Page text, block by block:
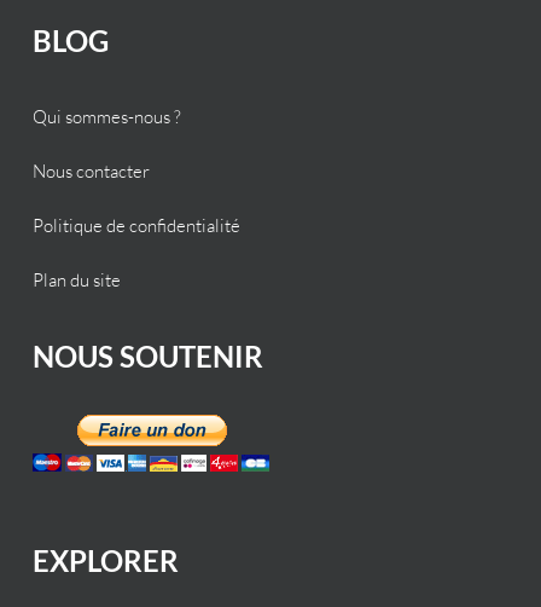
BLOG
Qui sommes-nous ?
Nous contacter
Politique de confidentialité
Plan du site
NOUS SOUTENIR
EXPLORER